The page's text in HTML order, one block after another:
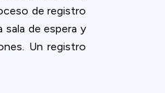
de registro
de espera y
Un registro